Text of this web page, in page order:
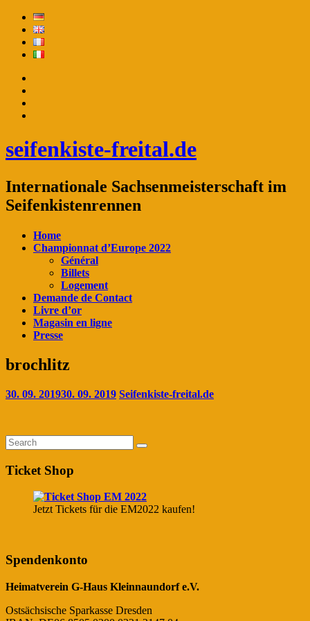
seifenkiste-freital.de
Internationale Sachsenmeisterschaft im
Seifenkistenrennen
Home
Championnat d’Europe 2022
Général
Billets
Logement
Demande de Contact
Livre d’or
Magasin en ligne
Presse
brochlitz
30. 09. 201930. 09. 2019 Seifenkiste-freital.de
Ticket Shop
Jetzt Tickets für die EM2022 kaufen!
Spendenkonto
Heimatverein G-Haus Kleinnaundorf e.V.
Ostsächsische Sparkasse Dresden